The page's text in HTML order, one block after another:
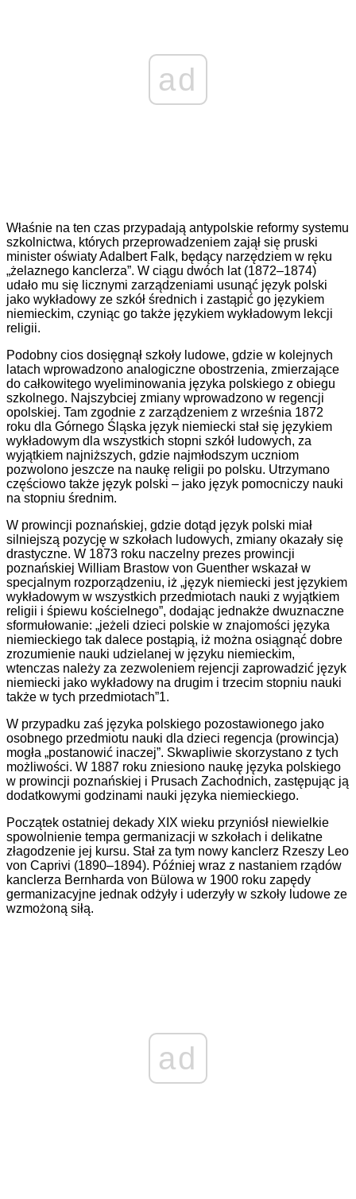
ad
Właśnie na ten czas przypadają antypolskie reformy systemu
szkolnictwa, których przeprowadzeniem zajął się pruski
minister oświaty Adalbert Falk, będący narzędziem w ręku
„żelaznego kanclerza”. W ciągu dwóch lat (1872–1874)
udało mu się licznymi zarządzeniami usunąć język polski
jako wykładowy ze szkół średnich i zastąpić go językiem
niemieckim, czyniąc go także językiem wykładowym lekcji
religii.
Podobny cios dosięgnął szkoły ludowe, gdzie w kolejnych
latach wprowadzono analogiczne obostrzenia, zmierzające
do całkowitego wyeliminowania języka polskiego z obiegu
szkolnego. Najszybciej zmiany wprowadzono w regencji
opolskiej. Tam zgodnie z zarządzeniem z września 1872
roku dla Górnego Śląska język niemiecki stał się językiem
wykładowym dla wszystkich stopni szkół ludowych, za
wyjątkiem najniższych, gdzie najmłodszym uczniom
pozwolono jeszcze na naukę religii po polsku. Utrzymano
częściowo także język polski – jako język pomocniczy nauki
na stopniu średnim.
W prowincji poznańskiej, gdzie dotąd język polski miał
silniejszą pozycję w szkołach ludowych, zmiany okazały się
drastyczne. W 1873 roku naczelny prezes prowincji
poznańskiej William Brastow von Guenther wskazał w
specjalnym rozporządzeniu, iż „język niemiecki jest językiem
wykładowym w wszystkich przedmiotach nauki z wyjątkiem
religii i śpiewu kościelnego”, dodając jednakże dwuznaczne
sformułowanie: „jeżeli dzieci polskie w znajomości języka
niemieckiego tak dalece postąpią, iż można osiągnąć dobre
zrozumienie nauki udzielanej w języku niemieckim,
wtenczas należy za zezwoleniem rejencji zaprowadzić język
niemiecki jako wykładowy na drugim i trzecim stopniu nauki
także w tych przedmiotach”1.
W przypadku zaś języka polskiego pozostawionego jako
osobnego przedmiotu nauki dla dzieci regencja (prowincja)
mogła „postanowić inaczej”. Skwapliwie skorzystano z tych
możliwości. W 1887 roku zniesiono naukę języka polskiego
w prowincji poznańskiej i Prusach Zachodnich, zastępując ją
dodatkowymi godzinami nauki języka niemieckiego.
Początek ostatniej dekady XIX wieku przyniósł niewielkie
spowolnienie tempa germanizacji w szkołach i delikatne
złagodzenie jej kursu. Stał za tym nowy kanclerz Rzeszy Leo
von Caprivi (1890–1894). Później wraz z nastaniem rządów
kanclerza Bernharda von Bülowa w 1900 roku zapędy
germanizacyjne jednak odżyły i uderzyły w szkoły ludowe ze
wzmożoną siłą.
ad